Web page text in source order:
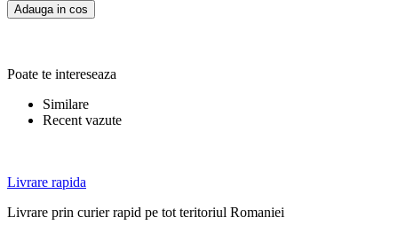
Adauga in cos
Poate te intereseaza
Similare
Recent vazute
Livrare rapida
Livrare prin curier rapid pe tot teritoriul Romaniei